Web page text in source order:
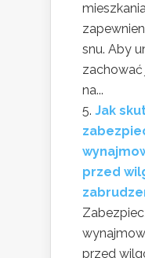
snu. Aby
na...
Jak
przed
przed